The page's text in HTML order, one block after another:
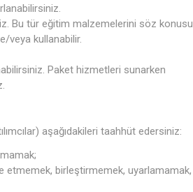
Bu tür eğitim malzemelerini söz konusu
veya kullanabilir.
Paket hizmetleri sunarken
aşağıdakileri taahhüt edersiniz:
birleştirmemek, uyarlamamak,